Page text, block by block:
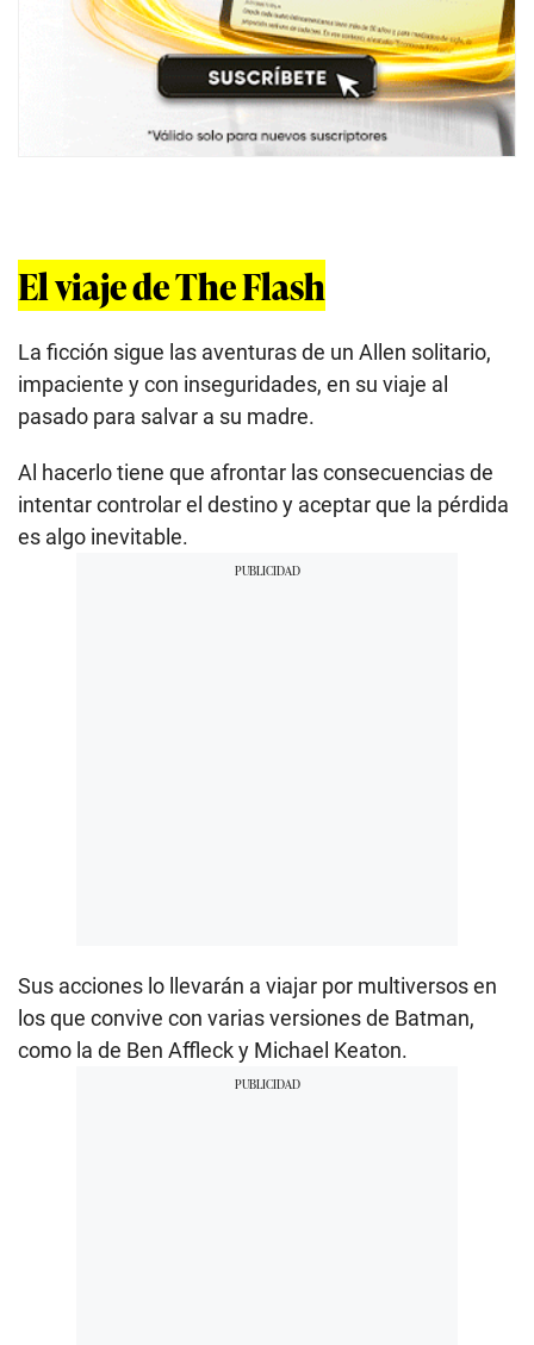
El viaje de The Flash
La ficción sigue las aventuras de un Allen solitario,
impaciente y con inseguridades, en su viaje al
pasado para salvar a su madre.
Al hacerlo tiene que afrontar las consecuencias de
intentar controlar el destino y aceptar que la pérdida
es algo inevitable.
Sus acciones lo llevarán a viajar por multiversos en
los que convive con varias versiones de Batman,
como la de Ben Affleck y Michael Keaton.